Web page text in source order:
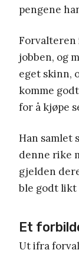
pengene
Forvalteren
jobben, og
eget skinn,
komme
for å kjøpe
Han samlet
denne rike
gjelden
ble godt likt
Et
Ut ifra